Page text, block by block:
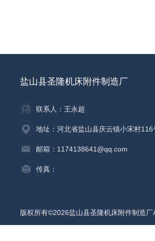
盐山县圣隆机床附件制造厂
联系人：王永超
地址：河北省盐山县庆云镇小宋村116
邮箱：1174138641@qq.com
传真：
版权所有©2026盐山县圣隆机床附件制造